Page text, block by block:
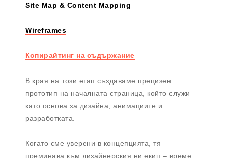
Site Map & Content Mapping
Wireframes
Копирайтинг на съдържание
В края на този етап създаваме прецизен
прототип на началната страница, който служи
като основа за дизайна, анимациите и
разработката.
Когато сме уверени в концепцията, тя
преминава към дизайнерския ни екип – време